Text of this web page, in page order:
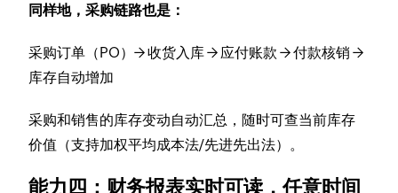
同样地，采购链路也是：
采购订单（PO）→ 收货入库 → 应付账款 → 付款核销 →
库存自动增加
采购和销售的库存变动自动汇总，随时可查当前库存
价值（支持加权平均成本法/先进先出法）。
能力四：财务报表实时可读，任意时间